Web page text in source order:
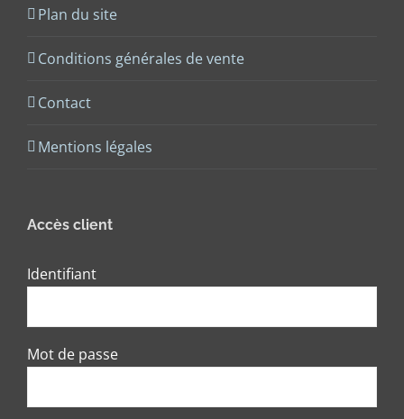
Plan du site
Conditions générales de vente
Contact
Mentions légales
Accès client
Identifiant
Mot de passe